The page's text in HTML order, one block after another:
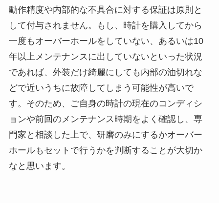
動作精度や内部的な不具合に対する保証は原則と
して付与されません。もし、時計を購入してから
一度もオーバーホールをしていない、あるいは10
年以上メンテナンスに出していないといった状況
であれば、外装だけ綺麗にしても内部の油切れな
どで近いうちに故障してしまう可能性が高いで
す。そのため、ご自身の時計の現在のコンディシ
ョンや前回のメンテナンス時期をよく確認し、専
門家と相談した上で、研磨のみにするかオーバー
ホールもセットで行うかを判断することが大切か
なと思います。